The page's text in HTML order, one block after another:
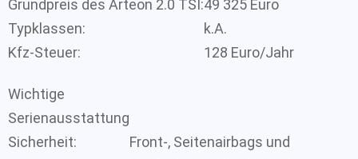
Grundpreis des Arteon 2.0 TSI:49 325 Euro
Typklassen:
k.A.
Kfz-Steuer:
128 Euro/Jahr
Wichtige
Serienausstattung
Sicherheit:
Front-, Seitenairbags und